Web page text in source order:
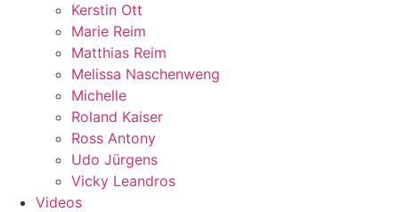
Kerstin Ott
Marie Reim
Matthias Reim
Melissa Naschenweng
Michelle
Roland Kaiser
Ross Antony
Udo Jürgens
Vicky Leandros
Videos